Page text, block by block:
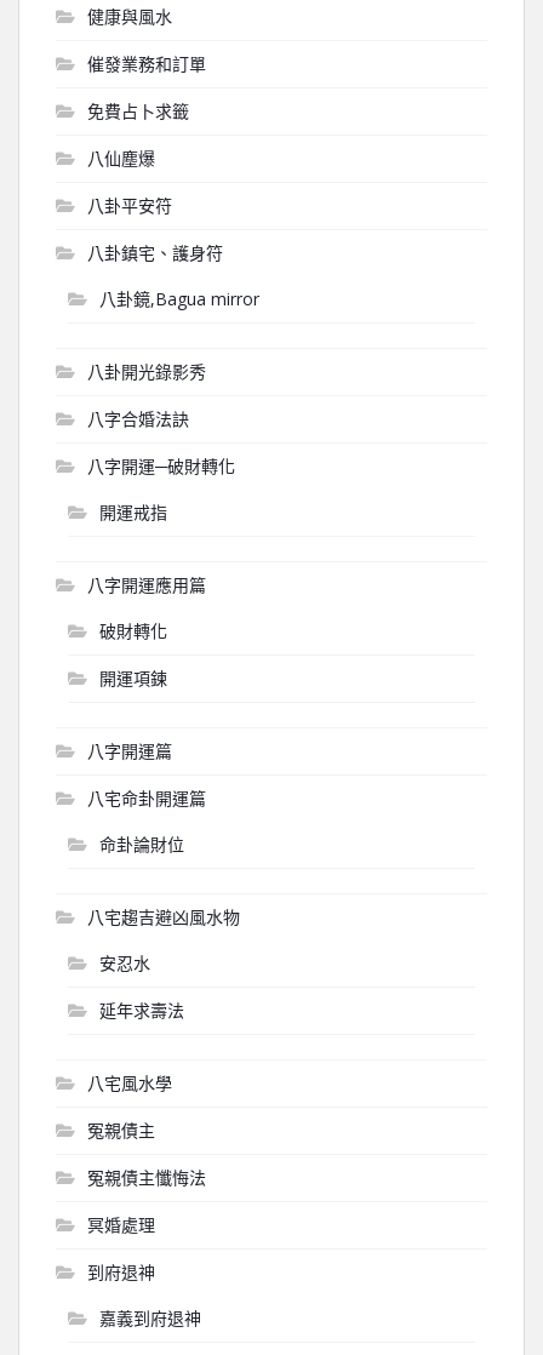
健康與風水
催發業務和訂單
免費占卜求籤
八仙塵爆
八卦平安符
八卦鎮宅、護身符
八卦鏡,Bagua mirror
八卦開光錄影秀
八字合婚法訣
八字開運─破財轉化
開運戒指
八字開運應用篇
破財轉化
開運項鍊
八字開運篇
八宅命卦開運篇
命卦論財位
八宅趨吉避凶風水物
安忍水
延年求壽法
八宅風水學
冤親債主
冤親債主懺悔法
冥婚處理
到府退神
嘉義到府退神